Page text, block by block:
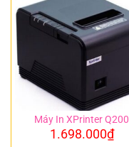
Máy In XPrinter Q200
1.698.000₫